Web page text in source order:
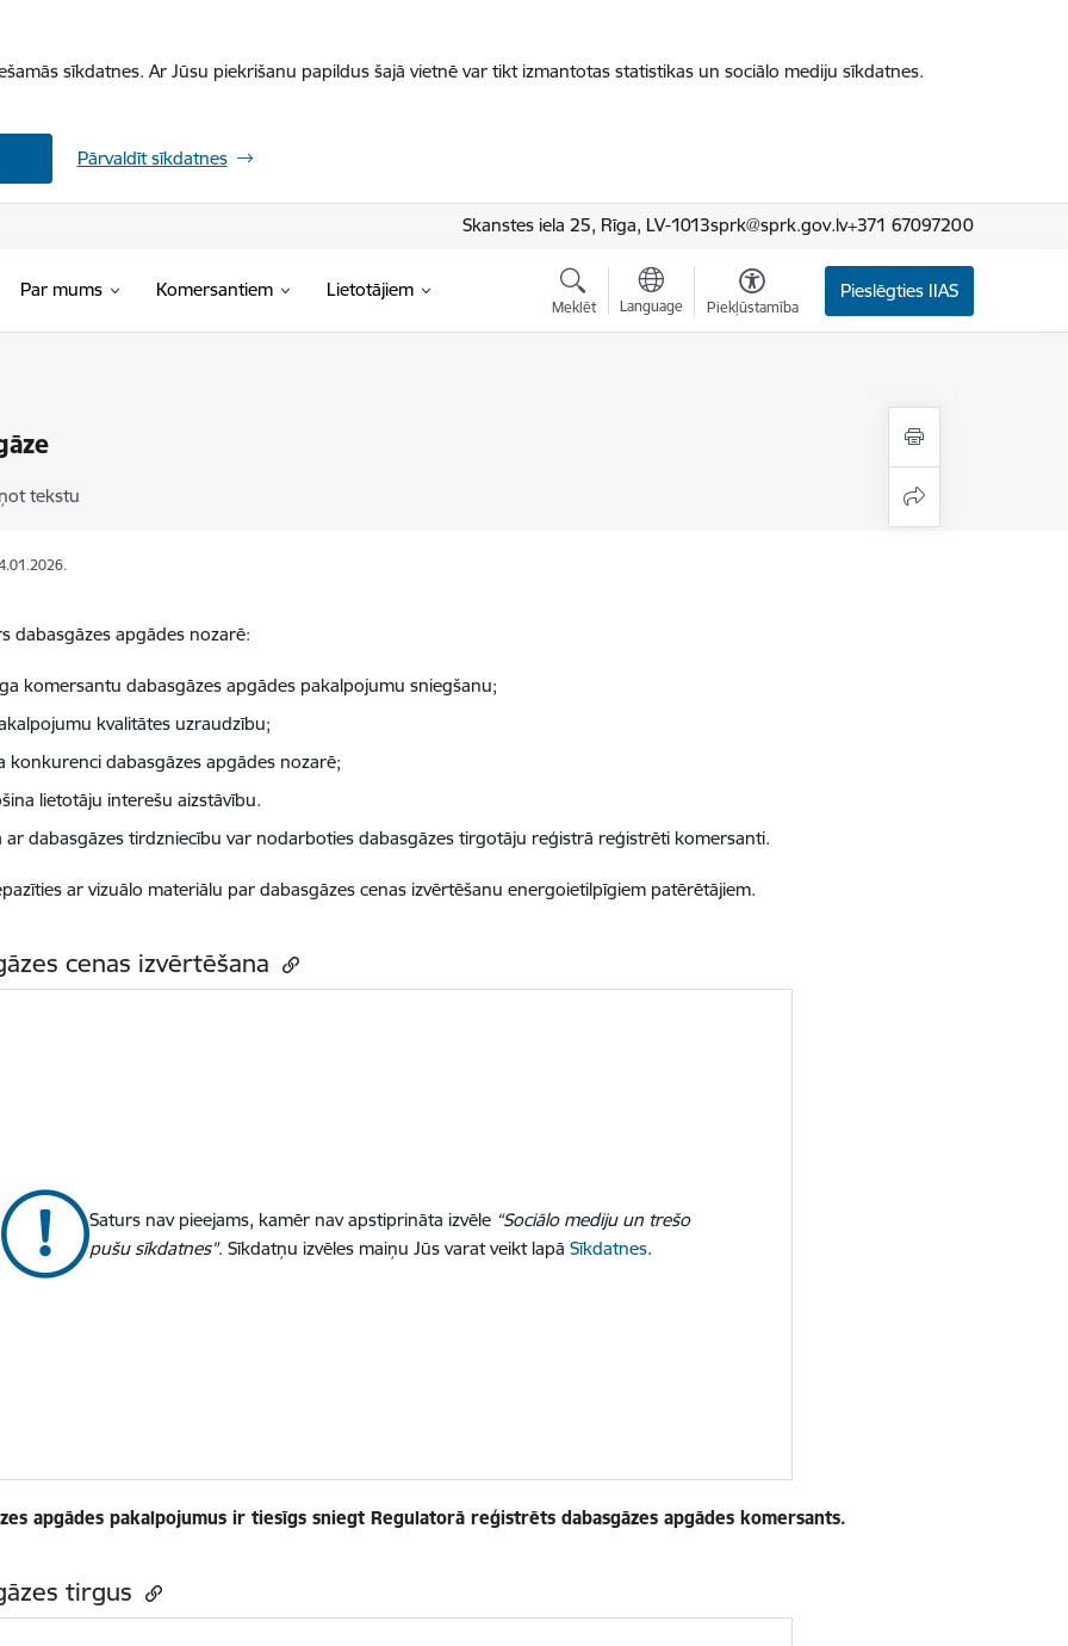
sīkdatnes. Ar Jūsu piekrišanu papildus šajā vietnē var tikt izmantotas statistikas un sociālo mediju sīkdatnes.
Pārvaldīt sīkdatnes
Skanstes iela 25, Rīga, LV-1013sprk@sprk.gov.lv+371 67097200
Par mums Komersantiem Lietotājiem
Meklēt Language Piekļūstamība
Pieslēgties IIAS
tekstu
dabasgāzes apgādes nozarē:
komersantu dabasgāzes apgādes pakalpojumu sniegšanu;
kvalitātes uzraudzību;
konkurenci dabasgāzes apgādes nozarē;
lietotāju interešu aizstāvību.
ar dabasgāzes tirdzniecību var nodarboties dabasgāzes tirgotāju reģistrā reģistrēti komersanti.
ar vizuālo materiālu par dabasgāzes cenas izvērtēšanu energoietilpīgiem patērētājiem.
cenas izvērtēšana
Saturs nav pieejams, kamēr nav apstiprināta izvēle “Sociālo mediju un trešo
pušu sīkdatnes”. Sīkdatņu izvēles maiņu Jūs varat veikt lapāSīkdatnes.
apgādes pakalpojumus ir tiesīgs sniegt Regulatorā reģistrēts dabasgāzes apgādes komersants.
tirgus